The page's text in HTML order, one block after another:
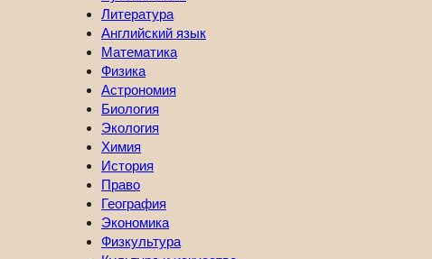
Литература
Английский язык
Математика
Физика
Астрономия
Биология
Экология
Химия
История
Право
География
Экономика
Физкультура